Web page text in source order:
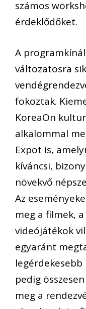
számos
érdeklődőket.
A
változatosra
fokoztak.
KoreaOn
alkalommal
Expot is, amely
kíváncsi,
növekvő
Az
meg a filmek,
videójátékok
egyaránt
pedig összesen
meg a